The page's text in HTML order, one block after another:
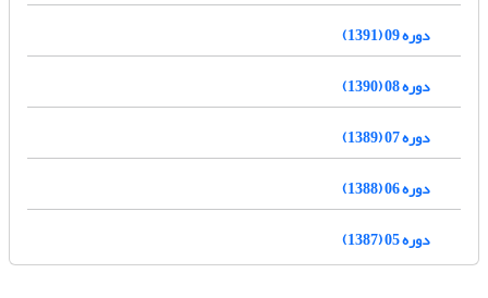
دوره 09 (1391)
دوره 08 (1390)
دوره 07 (1389)
دوره 06 (1388)
دوره 05 (1387)